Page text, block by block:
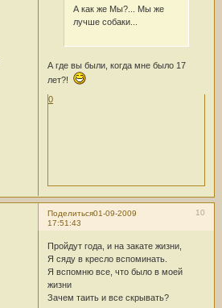
А как же Мы?... Мы же
лучше собаки...
А где вы были, когда мне было 17
лет?!
0
Поделиться 10
01-09-2009
17:51:43
Пройдут года, и на закате жизни,
Я сяду в кресло вспоминать.
Я вспомню все, что было в моей
жизни
Зачем таить и все скрывать?